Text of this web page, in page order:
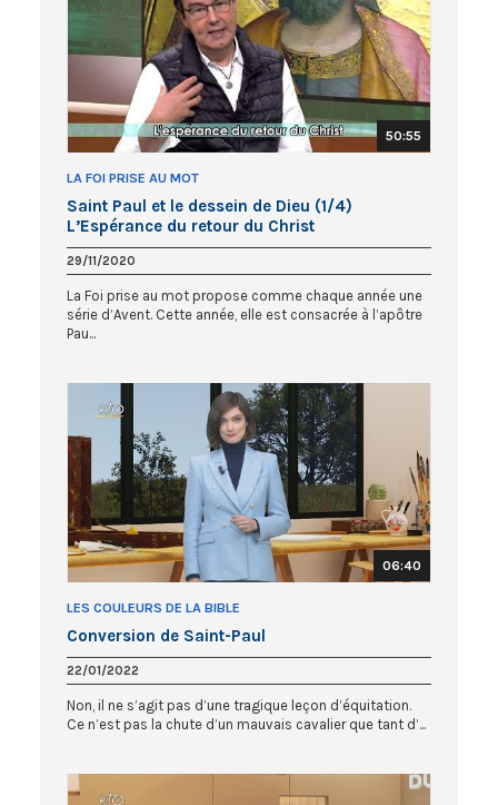
50:55
LA FOI PRISE AU MOT
Saint Paul et le dessein de Dieu (1/4)
L’Espérance du retour du Christ
29/11/2020
La Foi prise au mot propose comme chaque année une
série d’Avent. Cette année, elle est consacrée à l’apôtre
Pau...
06:40
LES COULEURS DE LA BIBLE
Conversion de Saint-Paul
22/01/2022
Non, il ne s’agit pas d’une tragique leçon d’équitation.
Ce n’est pas la chute d’un mauvais cavalier que tant d’...